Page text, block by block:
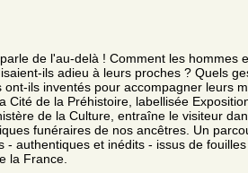
de l'au-delà ! Comment les hommes
ils adieu à leurs proches ? Quels
ont-ils inventés pour accompagner leurs
Cité de la Préhistoire, labellisée
de la Culture, entraîne le visiteur
funéraires de nos ancêtres. Un
- authentiques et inédits - issus de fouilles
la France.